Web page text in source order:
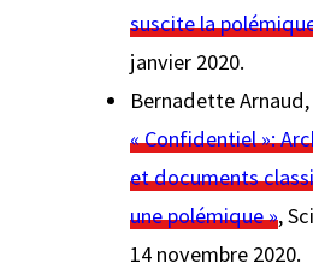
suscite la
janvier 2020.
Bernadette Arnaud,
« Confidentiel »:
et documents
une polémique »,
14 novembre 2020.